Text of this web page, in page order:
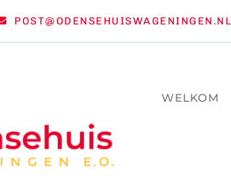
POST@ODENSEHUISWAGENINGEN.NL
WELKOM